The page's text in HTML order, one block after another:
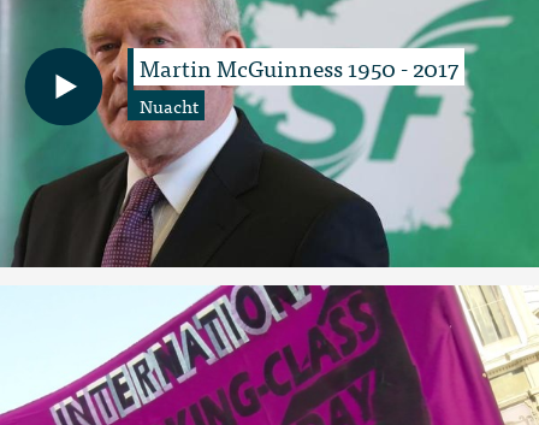
Martin McGuinness 1950 - 2017
Nuacht